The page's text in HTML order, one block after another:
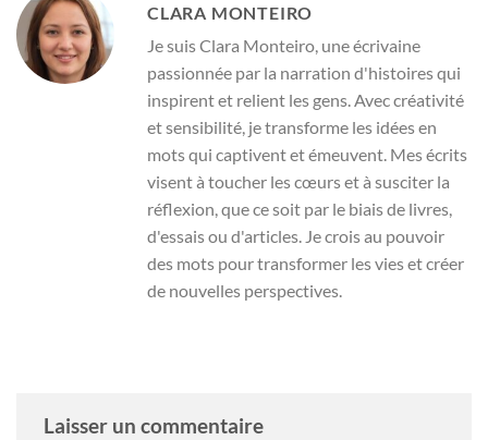
CLARA MONTEIRO
Je suis Clara Monteiro, une écrivaine
passionnée par la narration d'histoires qui
inspirent et relient les gens. Avec créativité
et sensibilité, je transforme les idées en
mots qui captivent et émeuvent. Mes écrits
visent à toucher les cœurs et à susciter la
réflexion, que ce soit par le biais de livres,
d'essais ou d'articles. Je crois au pouvoir
des mots pour transformer les vies et créer
de nouvelles perspectives.
Laisser un commentaire